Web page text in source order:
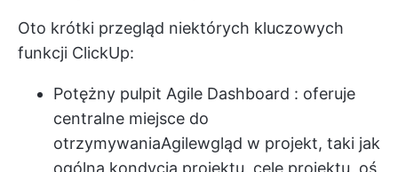
Oto krótki przegląd niektórych kluczowych
funkcji ClickUp:
Potężny pulpit Agile Dashboard : oferuje
centralne miejsce do
otrzymywaniaAgilewgląd w projekt, taki jak